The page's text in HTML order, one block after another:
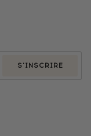
S'INSCRIRE